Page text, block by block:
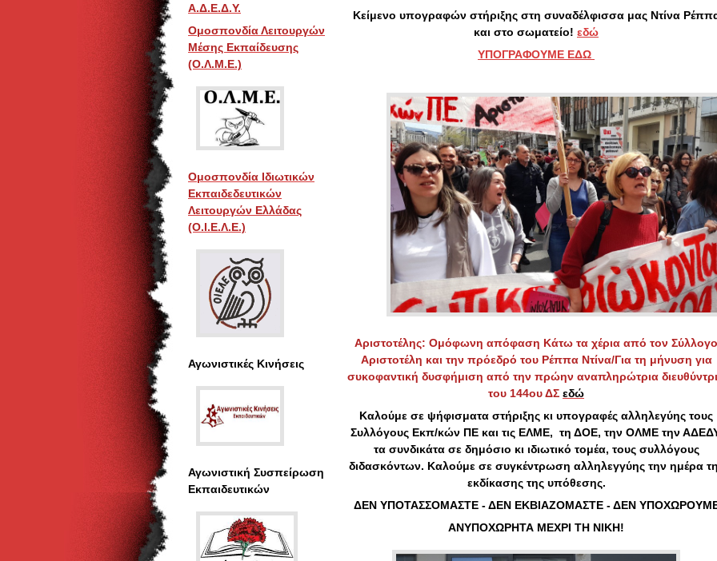
Κείμενο υπογραφών στήριξης στη συναδέλφισσα μας Ντίνα
και στο σωματείο! εδώ
ΥΠΟΓΡΑΦΟΥΜΕ ΕΔΩ
Αριστοτέλης: Ομόφωνη απόφαση Κάτω τα χέρια από τον Σύλλογο
Αριστοτέλη και την πρόεδρό του Ρέππα Ντίνα/Για τη μήνυση για
συκοφαντική δυσφήμιση από την πρώην αναπληρώτρια
του 144ου ΔΣ εδώ
Καλούμε σε ψήφισματα στήριξης κι υπογραφές αλληλεγύης τους
Συλλόγους Εκπ/κών ΠΕ και τις ΕΛΜΕ, τη ΔΟΕ, την ΟΛΜΕ την
τα συνδικάτα σε δημόσιο κι ιδιωτικό τομέα, τους συλλόγους
διδασκόντων. Καλούμε σε συγκέντρωση αλληλεγγύης την ημέρα
εκδίκασης της υπόθεσης.
ΔΕΝ ΥΠΟΤΑΣΣΟΜΑΣΤΕ - ΔΕΝ ΕΚΒΙΑΖΟΜΑΣΤΕ - ΔΕΝ
ΑΝΥΠΟΧΩΡΗΤΑ ΜΕΧΡΙ ΤΗ ΝΙΚΗ!
Α.Δ.Ε.Δ.Υ.
Ομοσπονδία Λειτουργών
Μέσης Εκπαίδευσης
(Ο.Λ.Μ.Ε.)
Ομοσπονδία Ιδιωτικών
Εκπαιδεδευτικών
Λειτουργών Ελλάδας
(Ο.Ι.Ε.Λ.Ε.)
Αγωνιστικές Κινήσεις
Αγωνιστική Συσπείρωση
Εκπαιδευτικών